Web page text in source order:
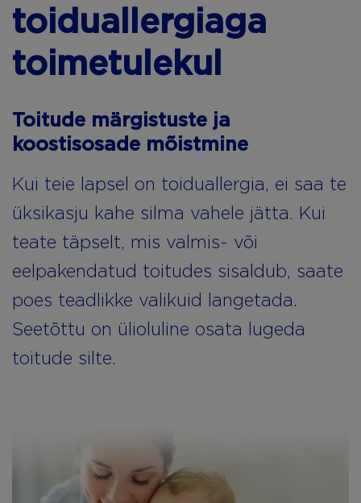
toiduallergiaga
toimetulekul
Toitude märgistuste ja
koostisosade mõistmine
Kui teie lapsel on toiduallergia, ei saa te
üksikasju kahe silma vahele jätta. Kui
teate täpselt, mis valmis- või
eelpakendatud toitudes sisaldub, saate
poes teadlikke valikuid langetada.
Seetõttu on ülioluline osata lugeda
toitude silte.